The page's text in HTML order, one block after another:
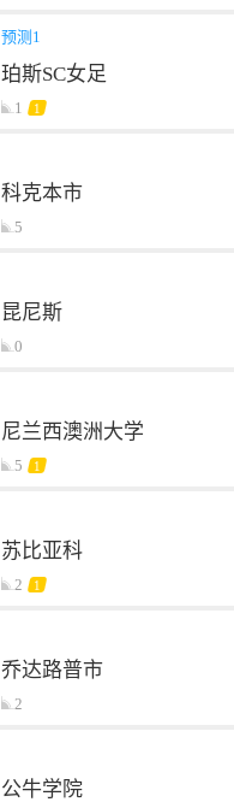
预测1
珀斯SC女足
1 1
科克本市
5
昆尼斯
0
尼兰西澳洲大学
5 1
苏比亚科
2 1
乔达路普市
2
公牛学院